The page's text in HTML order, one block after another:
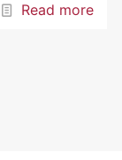
Read more